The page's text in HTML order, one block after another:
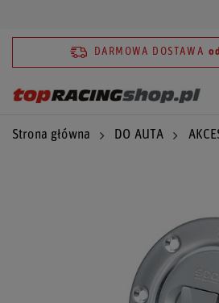
DARMOWA DOSTAWA
Strona główna DO AUTA